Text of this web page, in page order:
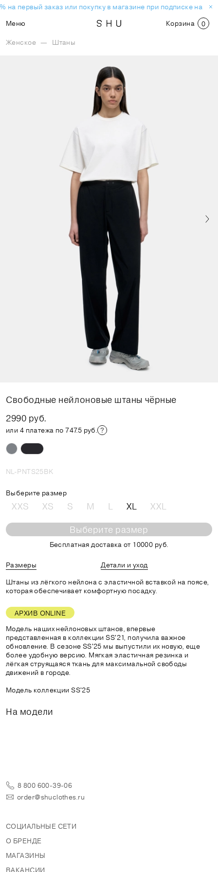
на первый заказ или покупку в магазине при подписке на
Меню
Корзина 0
Женское — Штаны
Свободные нейлоновые штаны чёрные
2990 руб.
или 4 платежа по 747.5 руб.
NL-PNTS25BK
Выберите размер
XXS XS S M L XL XXL
Выберите размер
Бесплатная доставка от 10000 руб.
Размеры
Детали и уход
Штаны из лёгкого нейлона с эластичной вставкой на поясе,
которая обеспечивает комфортную посадку.
АРХИВ ONLINE
Модель наших нейлоновых штанов, впервые
представленная в коллекции SS'21, получила важное
обновление. В сезоне SS'25 мы выпустили их новую, еще
более удобную версию. Мягкая эластичная резинка и
лёгкая струящаяся ткань для максимальной свободы
движений в городе.
Модель коллекции SS'25
На модели
8 800 600-39-06
order@shuclothes.ru
СОЦИАЛЬНЫЕ СЕТИ
О БРЕНДЕ
МАГАЗИНЫ
ВАКАНСИИ